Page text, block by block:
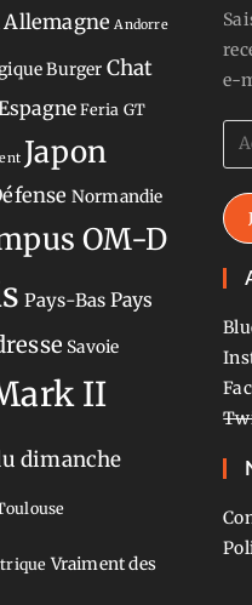
Allemagne Andorre
Burger Chat
Feria GT
Japon
Normandie
OM-D
Pays-Bas Pays
Savoie
II
dimanche
Vraiment des
e-
e-